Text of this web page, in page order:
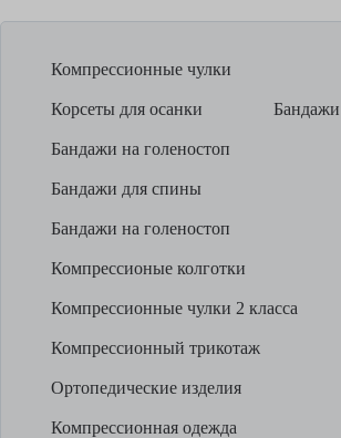
Компрессионные чулки
Корсеты для осанки
Бандажи на голеностоп
Бандажи для спины
Бандажи на голеностоп
Компрессионые колготки
Компрессионные чулки 2 класса
Компрессионный трикотаж
Ортопедические изделия
Компрессионная одежда